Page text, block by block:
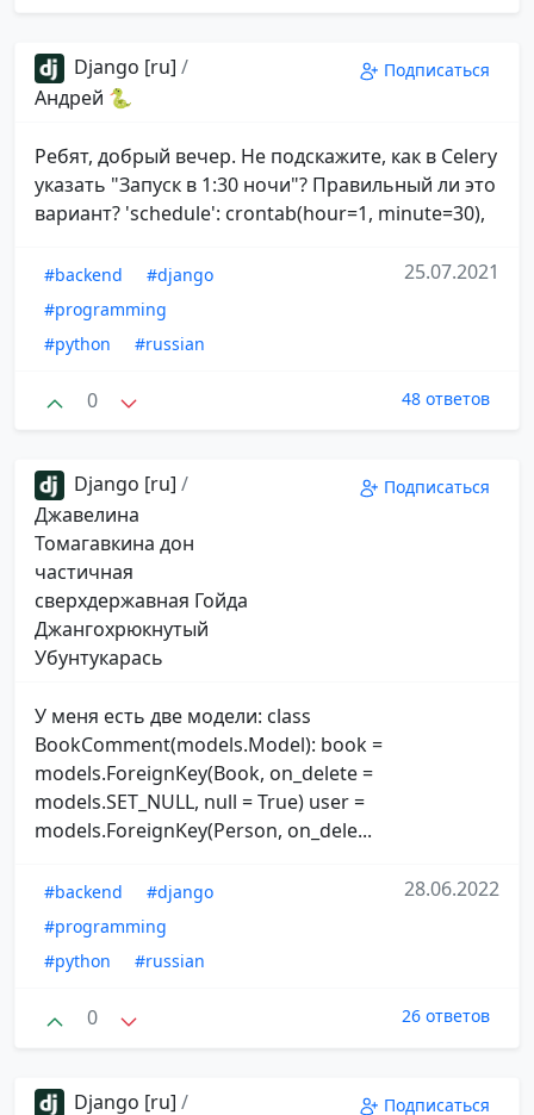
Django [ru] /
Андрей 🐍
Подписаться
Ребят, добрый вечер. Не подскажите, как в Celery
указать "Запуск в 1:30 ночи"? Правильный ли это
вариант? 'schedule': crontab(hour=1, minute=30),
#backend
#django
#programming
#python
#russian
25.07.2021
0 48 ответов
Django [ru] /
Джавелина
Томагавкина дон
частичная
сверхдержавная Гойда
Джангохрюкнутый
Убунтукарась
Подписаться
У меня есть две модели: class
BookComment(models.Model): book =
models.ForeignKey(Book, on_delete =
models.SET_NULL, null = True) user =
models.ForeignKey(Person, on_dele...
#backend
#django
#programming
#python
#russian
28.06.2022
0 26 ответов
Django [ru] /
Подписаться